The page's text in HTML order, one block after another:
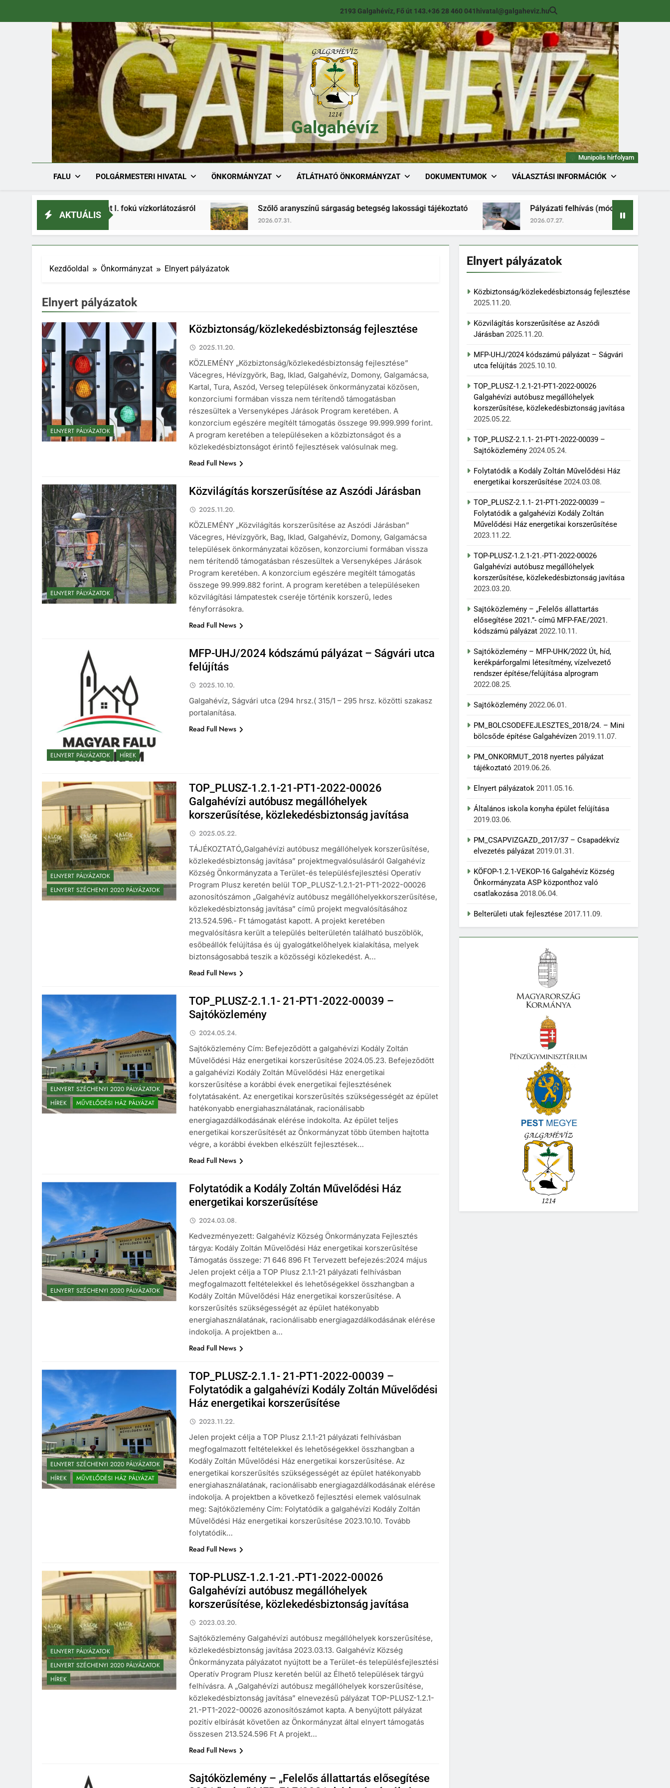
2193 Galgahévíz, Fő út 143.+36 28 460 041 hivatal@galgaheviz.hu
Galgahévíz
Galgahévíz
Munipolis hírfolyam
FALU POLGÁRMESTERI HIVATAL ÖNKORMÁNYZAT ÁTLÁTHATÓ ÖNKORMÁNYZAT DOKUMENTUMOK VÁLASZTÁSI INFORMÁCIÓK
AKTUÁLIS
határozat I. fokú vízkorlátozásról Szőlő aranyszínű sárgaság betegség lakossági tájékoztató
2026.07.31.
Pályázati felhívás (módosított) ingatlan értékesítésre
2026.07.27.
Kezdőoldal Önkormányzat Elnyert pályázatok
Elnyert pályázatok
ELNYERT PÁLYÁZATOK
Közbiztonság/közlekedésbiztonság fejlesztése
2025.11.20.
KÖZLEMÉNY „Közbiztonság/közlekedésbiztonság fejlesztése”
Vácegres, Hévízgyörk, Bag, Iklad, Galgahévíz, Domony, Galgamácsa,
Kartal, Tura, Aszód, Verseg települések önkormányzatai közösen,
konzorciumi formában vissza nem térítendő támogatásban
részesültek a Versenyképes Járások Program keretében. A
konzorcium egészére megítélt támogatás összege 99.999.999 forint.
A program keretében a településeken a közbiztonságot és a
közlekedésbiztonságot érintő fejlesztések valósulnak meg.
Read Full News
ELNYERT PÁLYÁZATOK
Közvilágítás korszerűsítése az Aszódi Járásban
2025.11.20.
KÖZLEMÉNY „Közvilágítás korszerűsítése az Aszódi Járásban”
Vácegres, Hévízgyörk, Bag, Iklad, Galgahévíz, Domony, Galgamácsa
települések önkormányzatai közösen, konzorciumi formában vissza
nem térítendő támogatásban részesültek a Versenyképes Járások
Program keretében. A konzorcium egészére megítélt támogatás
összege 99.999.882 forint. A program keretében a településeken
közvilágítási lámpatestek cseréje történik korszerű, ledes
fényforrásokra.
Read Full News
ELNYERT PÁLYÁZATOK HÍREK
MFP-UHJ/2024 kódszámú pályázat – Ságvári utca
felújítás
2025.10.10.
Galgahévíz, Ságvári utca (294 hrsz.( 315/1 – 295 hrsz. közötti szakasz
portalanítása.
Read Full News
ELNYERT PÁLYÁZATOK
ELNYERT SZÉCHENYI 2020 PÁLYÁZATOK
TOP_PLUSZ-1.2.1-21-PT1-2022-00026
Galgahévízi autóbusz megállóhelyek
korszerűsítése, közlekedésbiztonság javítása
2025.05.22.
TÁJÉKOZTATÓ„Galgahévízi autóbusz megállóhelyek korszerűsítése,
közlekedésbiztonság javítása” projektmegvalósulásáról Galgahévíz
Község Önkormányzata a Terület-és településfejlesztési Operatív
Program Plusz keretén belül TOP_PLUSZ-1.2.1-21-PT1-2022-00026
azonosítószámon „Galgahévíz autóbusz megállóhelyekkorszerűsítése,
közlekedésbiztonság javítása” című projekt megvalósításához
213.524.596.- Ft támogatást kapott. A projekt keretében
megvalósításra került a település belterületén található buszöblök,
esőbeállók felújítása és új gyalogátkelőhelyek kialakítása, melyek
biztonságosabbá teszik a közösségi közlekedést. A…
Read Full News
ELNYERT SZÉCHENYI 2020 PÁLYÁZATOK
HÍREK
MŰVELŐDÉSI HÁZ PÁLYÁZAT
TOP_PLUSZ-2.1.1- 21-PT1-2022-00039 –
Sajtóközlemény
2024.05.24.
Sajtóközlemény Cím: Befejeződött a galgahévízi Kodály Zoltán
Művelődési Ház energetikai korszerűsítése 2024.05.23. Befejeződött
a galgahévízi Kodály Zoltán Művelődési Ház energetikai
korszerűsítése a korábbi évek energetikai fejlesztésének
folytatásaként. Az energetikai korszerűsítés szükségességét az épület
hatékonyabb energiahasználatának, racionálisabb
energiagazdálkodásának elérése indokolta. Az épület teljes
energetikai korszerűsítését az Önkormányzat több ütemben hajtotta
végre, a korábbi években elkészült fejlesztések…
Read Full News
ELNYERT SZÉCHENYI 2020 PÁLYÁZATOK
Folytatódik a Kodály Zoltán Művelődési Ház
energetikai korszerűsítése
2024.03.08.
Kedvezményezett: Galgahévíz Község Önkormányzata Fejlesztés
tárgya: Kodály Zoltán Művelődési Ház energetikai korszerűsítése
Támogatás összege: 71 646 896 Ft Tervezett befejezés:2024 május
Jelen projekt célja a TOP Plusz 2.1.1-21 pályázati felhívásban
megfogalmazott feltételekkel és lehetőségekkel összhangban a
Kodály Zoltán Művelődési Ház energetikai korszerűsítése. A
korszerűsítés szükségességét az épület hatékonyabb
energiahasználatának, racionálisabb energiagazdálkodásának elérése
indokolja. A projektben a…
Read Full News
ELNYERT SZÉCHENYI 2020 PÁLYÁZATOK
HÍREK
MŰVELŐDÉSI HÁZ PÁLYÁZAT
TOP_PLUSZ-2.1.1- 21-PT1-2022-00039 –
Folytatódik a galgahévízi Kodály Zoltán Művelődési
Ház energetikai korszerűsítése
2023.11.22.
Jelen projekt célja a TOP Plusz 2.1.1-21 pályázati felhívásban
megfogalmazott feltételekkel és lehetőségekkel összhangban a
Kodály Zoltán Művelődési Ház energetikai korszerűsítése. Az
energetikai korszerűsítés szükségességét az épület hatékonyabb
energiahasználatának, racionálisabb energiagazdálkodásának elérése
indokolja. A projektben a következő fejlesztési elemek valósulnak
meg: Sajtóközlemény Cím: Folytatódik a galgahévízi Kodály Zoltán
Művelődési Ház energetikai korszerűsítése 2023.10.10. Tovább
folytatódik…
Read Full News
ELNYERT PÁLYÁZATOK
ELNYERT SZÉCHENYI 2020 PÁLYÁZATOK
HÍREK
TOP-PLUSZ-1.2.1-21.-PT1-2022-00026
Galgahévízi autóbusz megállóhelyek
korszerűsítése, közlekedésbiztonság javítása
2023.03.20.
Sajtóközlemény Galgahévízi autóbusz megállóhelyek korszerűsítése,
közlekedésbiztonság javítása 2023.03.13. Galgahévíz Község
Önkormányzata pályázatot nyújtott be a Terület-és településfejlesztési
Operatív Program Plusz keretén belül az Élhető települések tárgyú
felhívásra. A „Galgahévízi autóbusz megállóhelyek korszerűsítése,
közlekedésbiztonság javítása” elnevezésű pályázat TOP-PLUSZ-1.2.1-
21.-PT1-2022-00026 azonosítószámot kapta. A benyújtott pályázat
pozitív elbírását követően az Önkormányzat által elnyert támogatás
összesen 213.524.596 Ft A projekt…
Read Full News
Sajtóközlemény – „Felelős állattartás elősegítése
Elnyert pályázatok
Közbiztonság/közlekedésbiztonság fejlesztése
2025.11.20.
Közvilágítás korszerűsítése az Aszódi
Járásban 2025.11.20.
MFP-UHJ/2024 kódszámú pályázat – Ságvári
utca felújítás 2025.10.10.
TOP_PLUSZ-1.2.1-21-PT1-2022-00026
Galgahévízi autóbusz megállóhelyek
korszerűsítése, közlekedésbiztonság javítása
2025.05.22.
TOP_PLUSZ-2.1.1- 21-PT1-2022-00039 –
Sajtóközlemény 2024.05.24.
Folytatódik a Kodály Zoltán Művelődési Ház
energetikai korszerűsítése 2024.03.08.
TOP_PLUSZ-2.1.1- 21-PT1-2022-00039 –
Folytatódik a galgahévízi Kodály Zoltán
Művelődési Ház energetikai korszerűsítése
2023.11.22.
TOP-PLUSZ-1.2.1-21.-PT1-2022-00026
Galgahévízi autóbusz megállóhelyek
korszerűsítése, közlekedésbiztonság javítása
2023.03.20.
Sajtóközlemény – „Felelős állattartás
elősegítése 2021.”- című MFP-FAE/2021.
kódszámú pályázat 2022.10.11.
Sajtóközlemény – MFP-UHK/2022 Út, híd,
kerékpárforgalmi létesítmény, vízelvezető
rendszer építése/felújítása alprogram
2022.08.25.
Sajtóközlemény 2022.06.01.
PM_BOLCSODEFEJLESZTES_2018/24. – Mini
bölcsőde építése Galgahévízen 2019.11.07.
PM_ONKORMUT_2018 nyertes pályázat
tájékoztató 2019.06.26.
Elnyert pályázatok 2011.05.16.
Általános iskola konyha épület felújítása
2019.03.06.
PM_CSAPVIZGAZD_2017/37 – Csapadékvíz
elvezetés pályázat 2019.01.31.
KÖFOP-1.2.1-VEKOP-16 Galgahévíz Község
Önkormányzata ASP központhoz való
csatlakozása 2018.06.04.
Belterületi utak fejlesztése 2017.11.09.